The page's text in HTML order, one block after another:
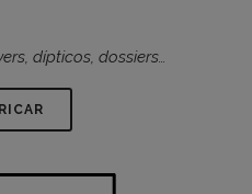
dípticos, dossiers…